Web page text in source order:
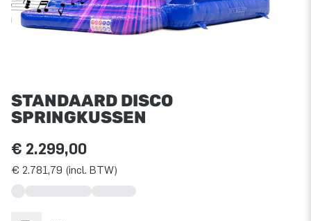
STANDAARD DISCO
SPRINGKUSSEN
€ 2.299,00
€ 2.781,79 (incl. BTW)